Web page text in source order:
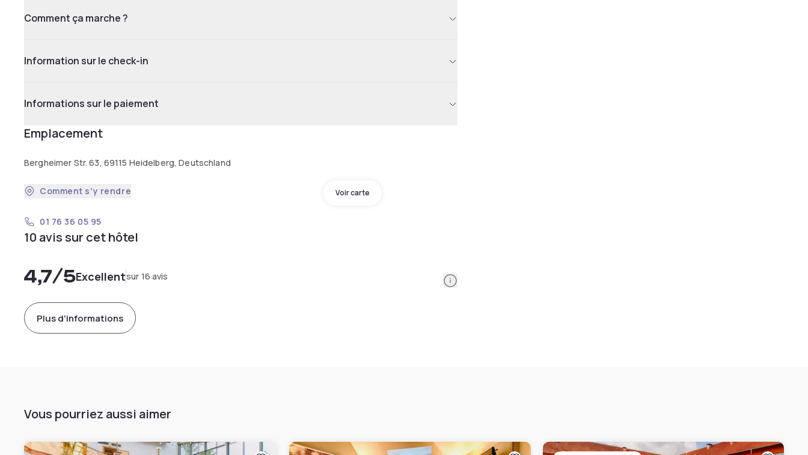
Comment ça marche ?
Information sur le check-in
Informations sur le paiement
Emplacement
Bergheimer Str. 63, 69115 Heidelberg, Deutschland
Voir carte
Comment s'y rendre
01 76 36 05 95
10 avis sur cet hôtel
4,7/5Excellentsur 16 avis Information
Plus d'informations
Vous pourriez aussi aimer